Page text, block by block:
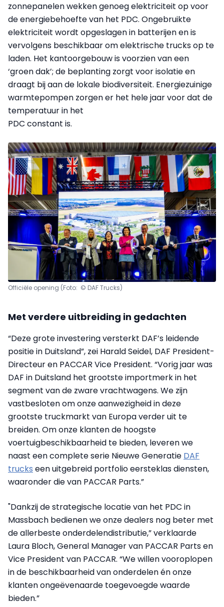
zonnepanelen wekken genoeg elektriciteit op voor
de energiebehoefte van het PDC. Ongebruikte
elektriciteit wordt opgeslagen in batterijen en is
vervolgens beschikbaar om elektrische trucks op te
laden. Het kantoorgebouw is voorzien van een
‘groen dak’; de beplanting zorgt voor isolatie en
draagt bij aan de lokale biodiversiteit. Energiezuinige
warmtepompen zorgen er het hele jaar voor dat de
temperatuur in het
PDC constant is.
Officiële opening (Foto: © DAF Trucks)
Met verdere uitbreiding in gedachten
“Deze grote investering versterkt DAF’s leidende
positie in Duitsland”, zei Harald Seidel, DAF President-
Directeur en PACCAR Vice President. “Vorig jaar was
DAF in Duitsland het grootste importmerk in het
segment van de zware vrachtwagens. We zijn
vastbesloten om onze aanwezigheid in deze
grootste truckmarkt van Europa verder uit te
breiden. Om onze klanten de hoogste
voertuigbeschikbaarheid te bieden, leveren we
naast een complete serie Nieuwe Generatie DAF
trucks een uitgebreid portfolio eersteklas diensten,
waaronder die van PACCAR Parts.”
"Dankzij de strategische locatie van het PDC in
Massbach bedienen we onze dealers nog beter met
de allerbeste onderdelendistributie,” verklaarde
Laura Bloch, General Manager van PACCAR Parts en
Vice President van PACCAR. “We willen vooroplopen
in de beschikbaarheid van onderdelen én onze
klanten ongeëvenaarde toegevoegde waarde
bieden.”